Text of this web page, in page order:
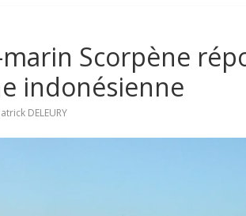
marin Scorpène
indonésienne
DELEURY